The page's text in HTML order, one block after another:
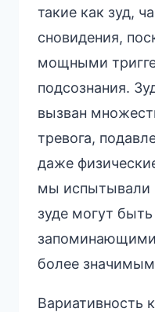
такие как зуд,
сновидения,
мощными
подсознания.
вызван
тревога,
даже
мы испытывали
зуде могут
более
Вариативность